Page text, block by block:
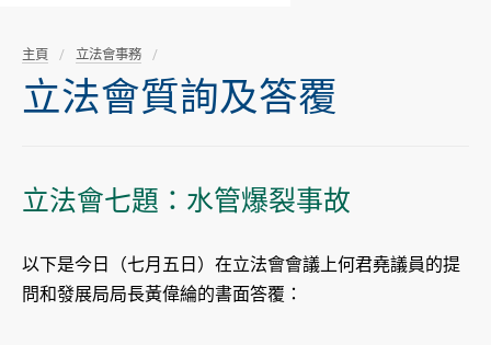
主頁 立法會事務
立法會質詢及答覆
立法會七題：水管爆裂事故
以下是今日（七月五日）在立法會會議上何君堯議員的提
問和發展局局長黃偉綸的書面答覆：